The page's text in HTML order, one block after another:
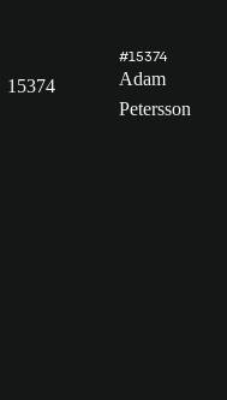
15374
#15374
Adam
Petersson